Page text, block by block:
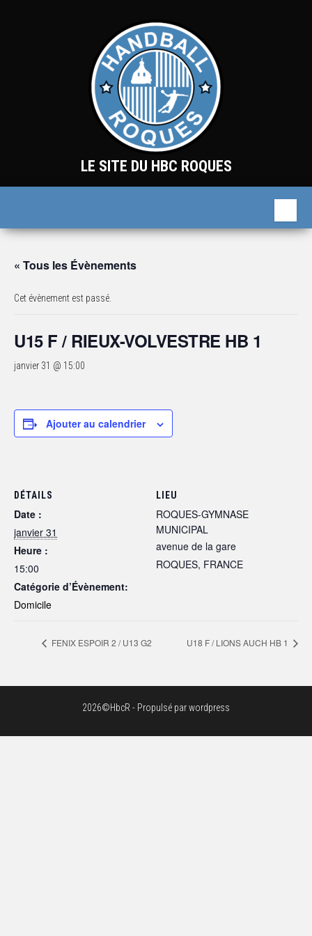
LE SITE DU HBC ROQUES
« Tous les Évènements
Cet évènement est passé.
U15 F / RIEUX-VOLVESTRE HB 1
janvier 31 @ 15:00
Ajouter au calendrier
DÉTAILS
Date :
janvier 31
Heure :
15:00
Catégorie d’Évènement:
Domicile
LIEU
ROQUES-GYMNASE
MUNICIPAL
avenue de la gare
ROQUES, FRANCE
FENIX ESPOIR 2 / U13 G2 U18 F / LIONS AUCH HB 1
2026©HbcR - Propulsé par wordpress